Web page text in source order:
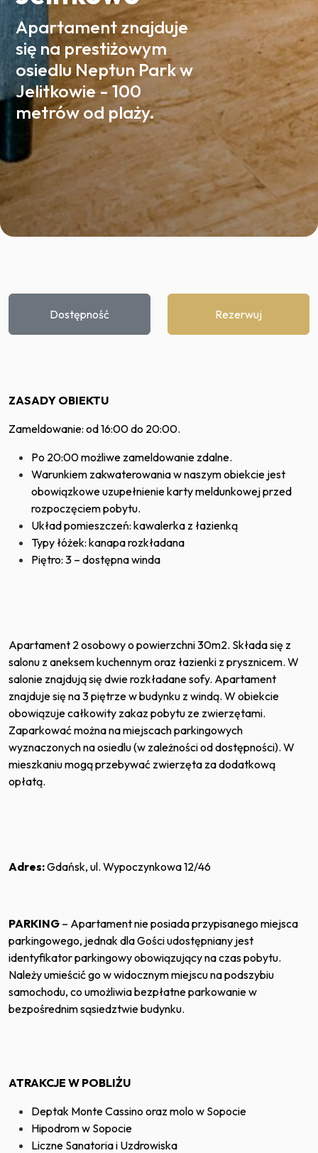
Apartament znajduje
się na prestiżowym
osiedlu Neptun Park w
Jelitkowie - 100
metrów od plaży.
Dostępność Rezerwuj
ZASADY OBIEKTU
Zameldowanie: od 16:00 do 20:00.
Po 20:00 możliwe zameldowanie zdalne.
Warunkiem zakwaterowania w naszym obiekcie jest
obowiązkowe uzupełnienie karty meldunkowej przed
rozpoczęciem pobytu.
Układ pomieszczeń: kawalerka z łazienką
Typy łóżek: kanapa rozkładana
Piętro: 3 – dostępna winda
Apartament 2 osobowy o powierzchni 30m2. Składa się z
salonu z aneksem kuchennym oraz łazienki z prysznicem. W
salonie znajdują się dwie rozkładane sofy. Apartament
znajduje się na 3 piętrze w budynku z windą. W obiekcie
obowiązuje całkowity zakaz pobytu ze zwierzętami.
Zaparkować można na miejscach parkingowych
wyznaczonych na osiedlu (w zależności od dostępności). W
mieszkaniu mogą przebywać zwierzęta za dodatkową
opłatą.
Adres:Gdańsk, ul. Wypoczynkowa 12/46
PARKING – Apartament nie posiada przypisanego miejsca
parkingowego, jednak dla Gości udostępniany jest
identyfikator parkingowy obowiązujący na czas pobytu.
Należy umieścić go w widocznym miejscu na podszybiu
samochodu, co umożliwia bezpłatne parkowanie w
bezpośrednim sąsiedztwie budynku.
ATRAKCJE W POBLIŻU
Deptak Monte Cassino oraz molo w Sopocie
Hipodrom w Sopocie
Liczne Sanatoria i Uzdrowiska